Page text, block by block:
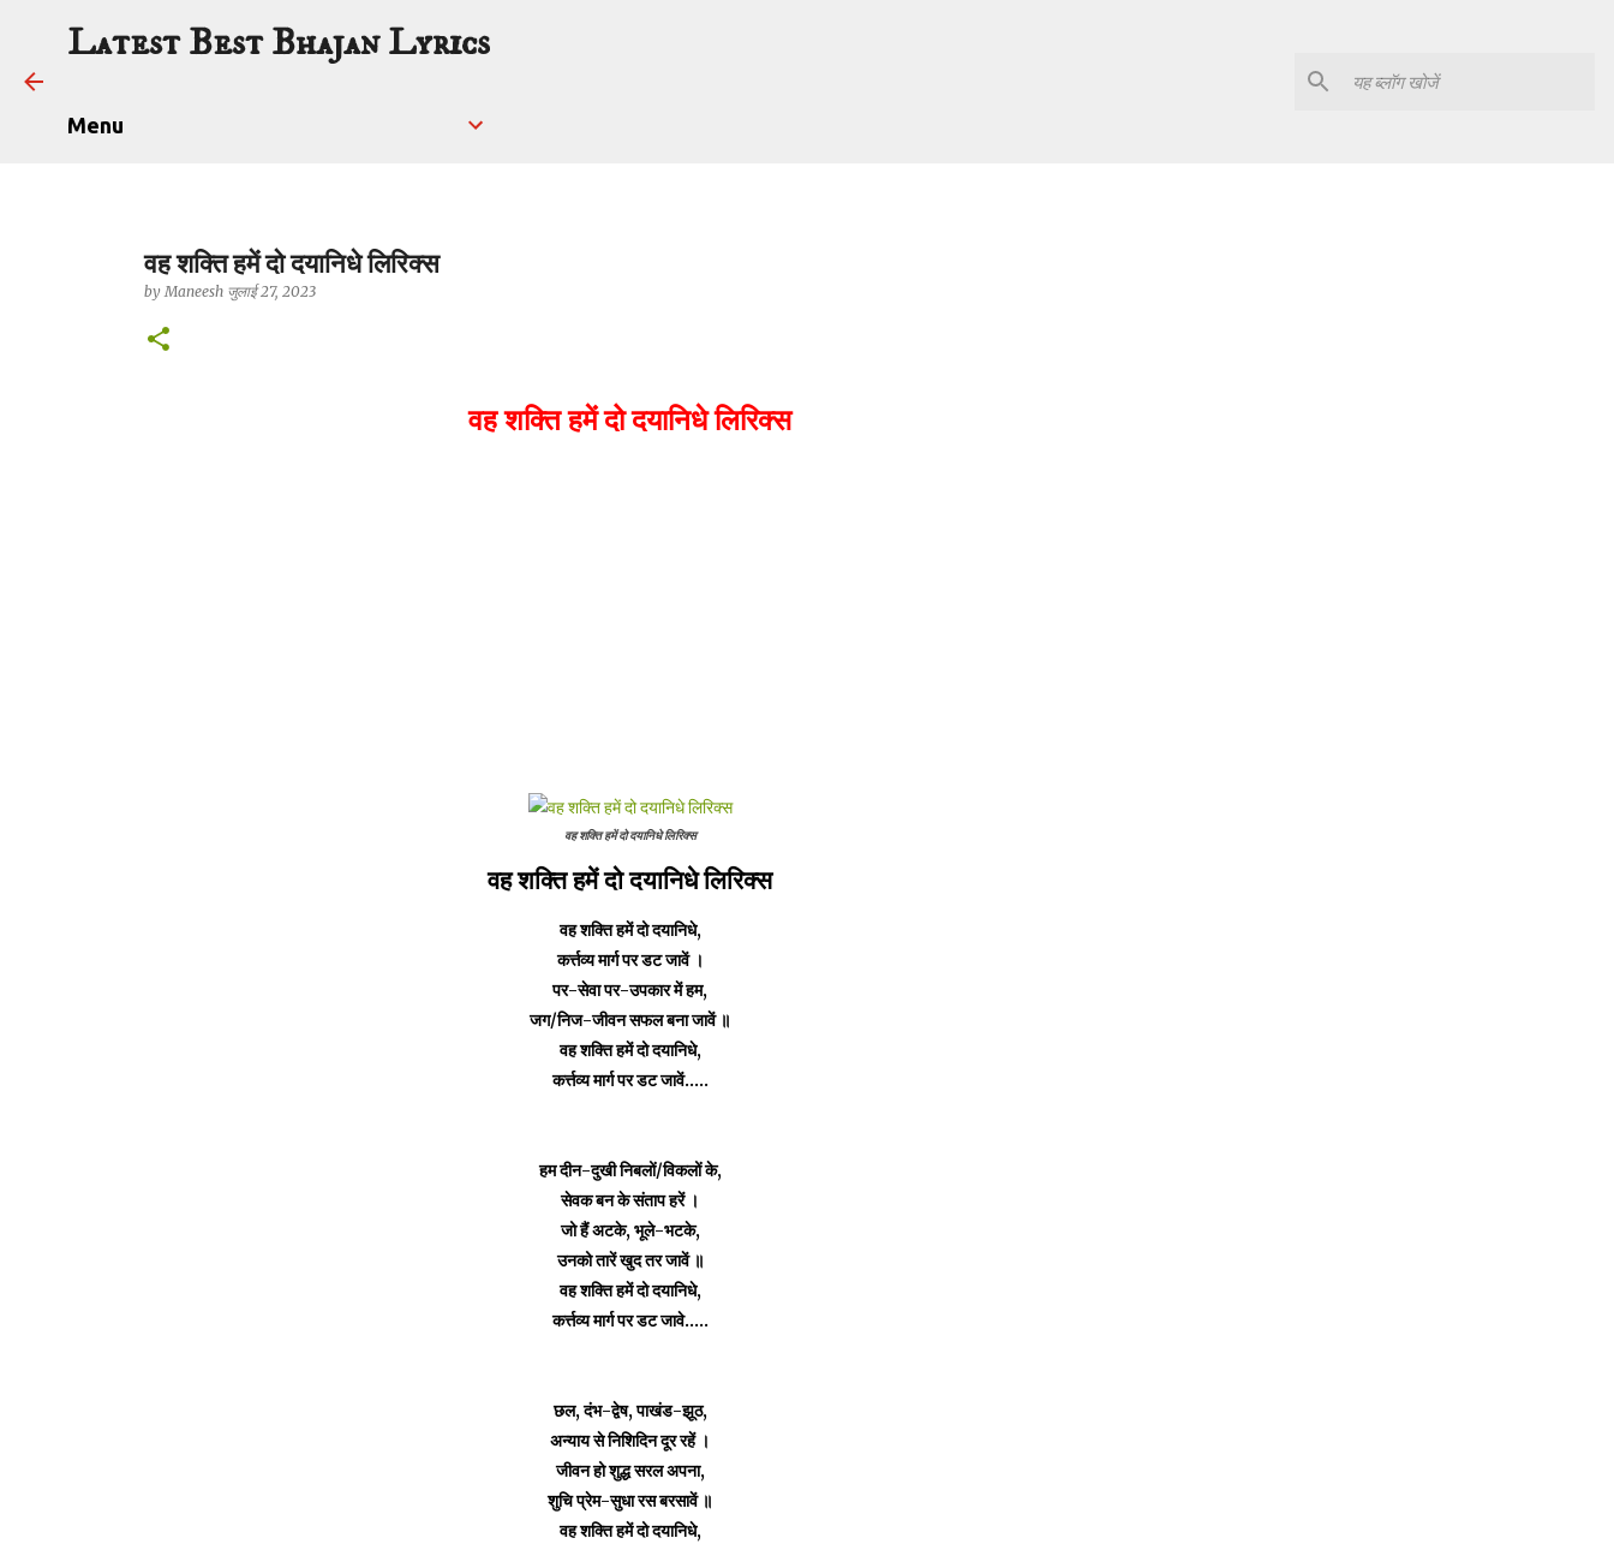
Latest Best Bhajan Lyrics
Menu
वह शक्ति हमें दो दयानिधे लिरिक्स
byManeesh जुलाई 27, 2023
वह शक्ति हमें दो दयानिधे लिरिक्स
वह शक्ति हमें दो दयानिधे लिरिक्स
वह शक्ति हमें दो दयानिधे लिरिक्स
वह शक्ति हमें दो दयानिधे,
कर्त्तव्य मार्ग पर डट जावें ।
पर-सेवा पर-उपकार में हम,
जग/निज-जीवन सफल बना जावें ॥
वह शक्ति हमें दो दयानिधे,
कर्त्तव्य मार्ग पर डट जावें.....
हम दीन-दुखी निबलों/विकलों के,
सेवक बन के संताप हरें ।
जो हैं अटके, भूले-भटके,
उनको तारें खुद तर जावें ॥
वह शक्ति हमें दो दयानिधे,
कर्त्तव्य मार्ग पर डट जावे.....
छल, दंभ-द्वेष, पाखंड-झूठ,
अन्याय से निशिदिन दूर रहें ।
जीवन हो शुद्ध सरल अपना,
शुचि प्रेम-सुधा रस बरसावें ॥
वह शक्ति हमें दो दयानिधे,